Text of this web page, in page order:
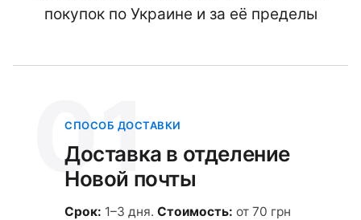
покупок по Украине и за её пределы
01
СПОСОБ ДОСТАВКИ
Доставка в отделение
Новой почты
Срок: 1–3 дня. Стоимость: от 70 грн